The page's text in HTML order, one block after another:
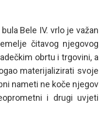
Bele IV. vrlo je važan
čitavog njegovog
obrtu i trgovini, a
materijalizirati svoje
nameti ne koče njegov
i drugi uvjeti